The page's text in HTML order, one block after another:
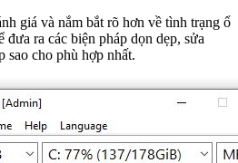
giá và nắm bắt rõ hơn về tình trạng ổ
ra các biện pháp dọn dẹp, sửa
sao cho phù hợp nhất.